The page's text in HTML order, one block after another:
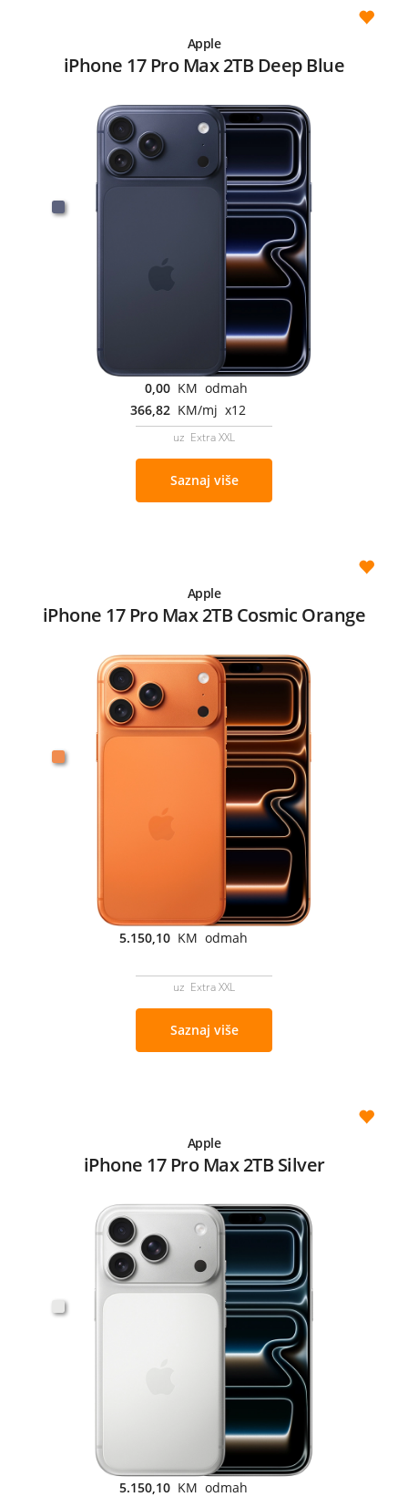
Apple
iPhone 17 Pro Max 2TB Deep Blue
0,00 KM odmah
366,82 KM/mj x12
uz Extra XXL
Saznaj više
Apple
iPhone 17 Pro Max 2TB Cosmic Orange
5.150,10 KM odmah
uz Extra XXL
Saznaj više
Apple
iPhone 17 Pro Max 2TB Silver
5.150,10 KM odmah